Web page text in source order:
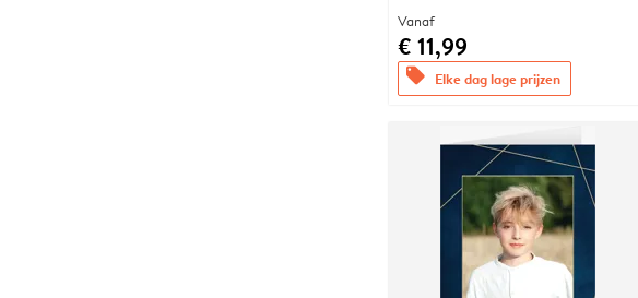
Vanaf
€ 11,99
offers Elke dag lage prijzen